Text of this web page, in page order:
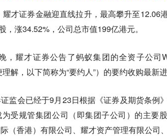
才证券金融迎直线拉升，最高攀升至12.06
，涨34.52%，公司总市值199亿港元。
，耀才证券公告了蚂蚁集团的全资子公司
解，以下简称为“要约人”）的要约收购最新进
监会已经于9月23日根据《证券及期货条例
受规管集团公司（即集团子公司）的主要
（⾹港）有限公司、耀才资产管理有限公司